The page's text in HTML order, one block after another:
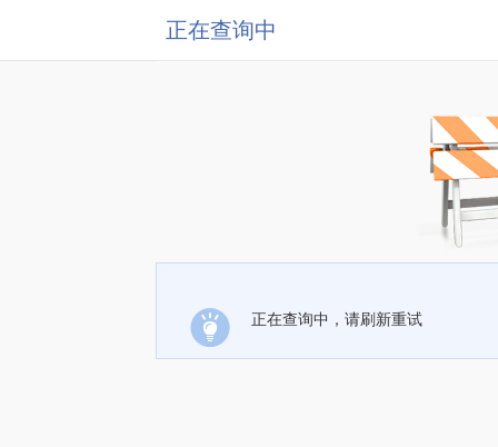
正在查询中
正在查询中，请刷新重试